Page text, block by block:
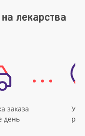
лекарства
заказа
день